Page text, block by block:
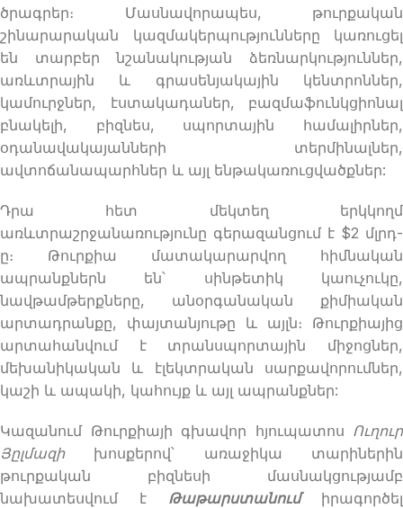
ծրագրեր։ Մասնավորապես, թուրքական
շինարարական կազմակերպությունները կառուցել
են տարբեր նշանակության ձեռնարկություններ,
առևտրային և գրասենյակային կենտրոններ,
կամուրջներ, էստակադաներ, բազմաֆունկցիոնալ
բնակելի, բիզնես, սպորտային համալիրներ,
օդանավակայանների տերմինալներ,
ավտոճանապարհներ և այլ ենթակառուցվածքներ:
Դրա հետ մեկտեղ երկկողմ
առևտրաշրջանառությունը գերազանցում է $2 մլրդ-
ը։ Թուրքիա մատակարարվող հիմնական
ապրանքներն են՝ սինթետիկ կաուչուկը,
նավթամթերքները, անօրգանական քիմիական
արտադրանքը, փայտանյութը և այլն։ Թուրքիայից
արտահանվում է տրանսպորտային միջոցներ,
մեխանիկական և էլեկտրական սարքավորումներ,
կաշի և ապակի, կահույք և այլ ապրանքներ:
Կազանում Թուրքիայի գխավոր հյուպատոս Ուղուր
Յըլմազիխոսքերով՝ առաջիկա տարիներին
թուրքական բիզնեսի մասնակցությամբ
նախատեսվում է Թաթարստանում իրագործել